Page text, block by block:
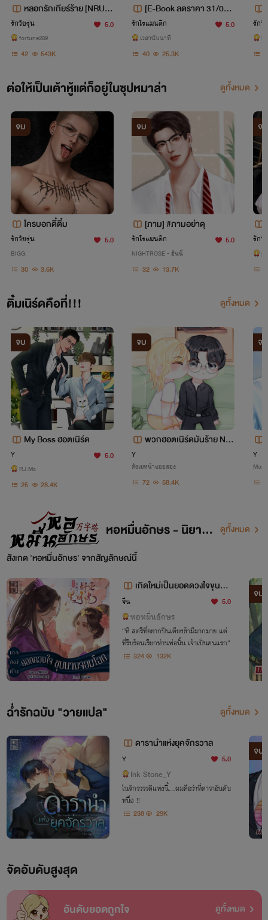
หลอกรักเกียร์ร้าย [NRU E
ngineer]
รักวัยรุ่น 5.0
fortune289
42 543K
[E-Book ลดราคา 31/05/
26 ]เขาบอกว่าเราเป็นแค่พี่
น้อง (หมอโบ้หอนดัง)
รักโรแมนติก 5.0
เวลานับนาที
40 25.3K
รักวั
ต่อให้เป็นเต้าหู้แต่ก็อยู่ในซุปหมาล่า ดูทั้งหมด
จบ
ใครบอกตี๋ติ๋ม
รักวัยรุ่น 5.0
BIGG.
30 3.6K
จบ
[ภาม] #ภามอย่าดุ
รักโรแมนติก 5.0
NIGHTROSE - ฮันนี่
32 13.7K
จบ
รักวั
ติ๋มเนิร์ดคือที่!!! ดูทั้งหมด
จบ
My Boss ฮอตเนิร์ด
Y 5.0
RJ.Ms
25 28.4K
จบ
พวกฮอตเนิร์ดมันร้าย Na
Y
ตังเมหน้าซอยสอง
72 58.4K
จบ
Y
หอหมื่นอักษร - นิยายจี
น
ดูทั้งหมด
สังเกต 'หอหมื่นอักษร' จากสัญลักษณ์นี้
เกิดใหม่เป็นยอดดวงใจขุนนา
จีน 5.0
หอหมื่นอักษร
“หึ สตรีที่อยากปีนเตียงข้ามีมากมาย แต่
ที่รีบร้อนเรียกท่านพ่อนั้น เจ้าเป็นคนแรก”
324
132K
จบ
ฉ่ำรักฉบับ "วายแปล" ดูทั้งหมด
ดารานำแห่งยุคจักรวาล
Y 5.0
Ink Stone_Y
ในจักรวรรดิแห่งนี้...ผมคือว่าที่ดาราอันดับ
หนึ่ง !!
238
29K
จบ
จัดอับดับสูงสุด
อันดับยอดถูกใจ ดูทั้งหมด